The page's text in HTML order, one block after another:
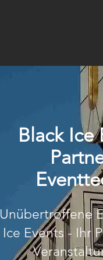
Black Ice
Unübertroffene
Ice Events - Ihr